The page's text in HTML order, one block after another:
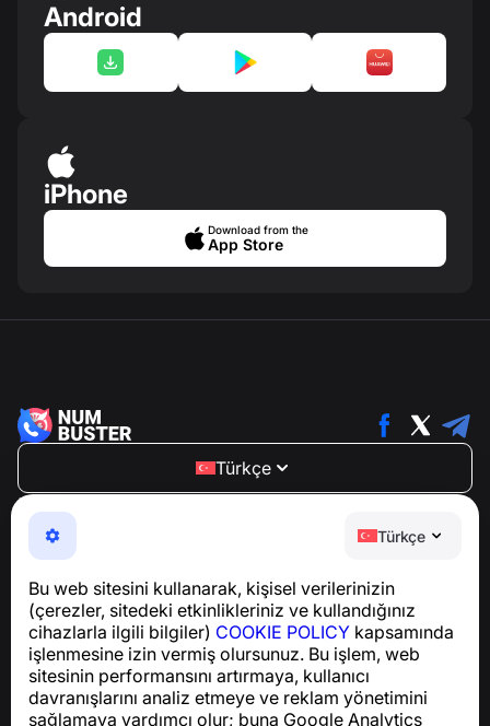
Türkçe
Bu web sitesini kullanarak, kişisel verilerinizin
(çerezler, sitedeki etkinlikleriniz ve kullandığınız
cihazlarla ilgili bilgiler) COOKIE POLICY kapsamında
işlenmesine izin vermiş olursunuz. Bu işlem, web
sitesinin performansını artırmaya, kullanıcı
davranışlarını analiz etmeye ve reklam yönetimini
sağlamaya yardımcı olur; buna Google Analytics
Android
iPhone
Download from the
App Store
Türkçe
NumBuster © 2013—2026 ·
Telefon dolandırıcılığına, spam’e ve istenmeyen
mesajlara karşı koruma sağlayan kullanımı kolay bir
GDPR uyumluluğu ile ilgili sorular için:
support@numbuster.com
Yardım Merkezi
Haberler ve Makaleler